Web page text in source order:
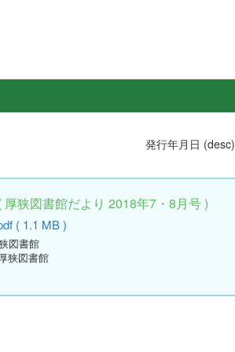
発行年月日 (desc)
狭図書館だより 2018年7・8月号 )
( 1.1 MB )
図書館
狭図書館